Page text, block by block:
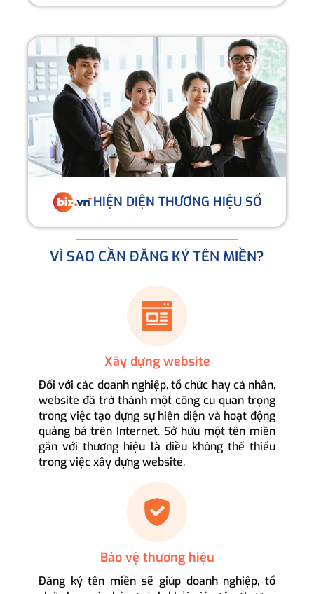
HIỆN DIỆN THƯƠNG HIỆU SỐ
VÌ SAO CẦN ĐĂNG KÝ TÊN MIỀN?
Xây dựng website
Đối với các doanh nghiệp, tổ chức hay cá nhân,
website đã trở thành một công cụ quan trọng
trong việc tạo dựng sự hiện diện và hoạt động
quảng bá trên Internet. Sở hữu một tên miền
gắn với thương hiệu là điều không thể thiếu
trong việc xây dựng website.
Bảo vệ thương hiệu
Đăng ký tên miền sẽ giúp doanh nghiệp, tổ